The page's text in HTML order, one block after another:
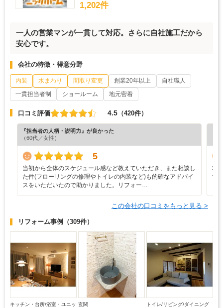
1,202件
一人の営業マンが一貫して対応。さらに自社施工だから
安心です。
会社の特徴・得意分野
内装 水まわり 間取り変更 創業20年以上
自社職人
一貫担当者制
ショールーム 地元密着
口コミ評価 4.5 （420件）
『担当者の人柄・説明力』が良かった
（60代／女性）
5
当初から全体のスケジュール感など教えていただき、また相談し
た件(フローリングの修理やトイレの内装など)も的確なアドバイ
スをいただいたので助かりました。リフォー…
非
て
この会社の口コミをもっと見る >
リフォーム事例 （309件）
キッチン・台所/浴室・ユニッ 玄関
トイレ/リビング/ダイニング